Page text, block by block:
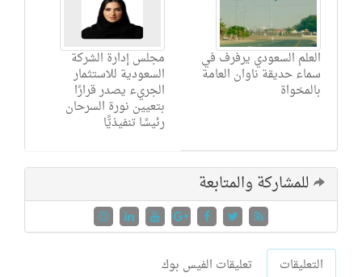
مجلس إدارة الشركة
السعودية للاستثمار
الجريء يصدر قرارًا
بتعيين نورة السرحان
رئيسًا تنفيذيًّا
العلم السعودي يرفرف في
سماء حديقة ناوان العامة
بالمخواة
للمشاركة والمتابعة
التعليقات تعليقات الفيس بوك